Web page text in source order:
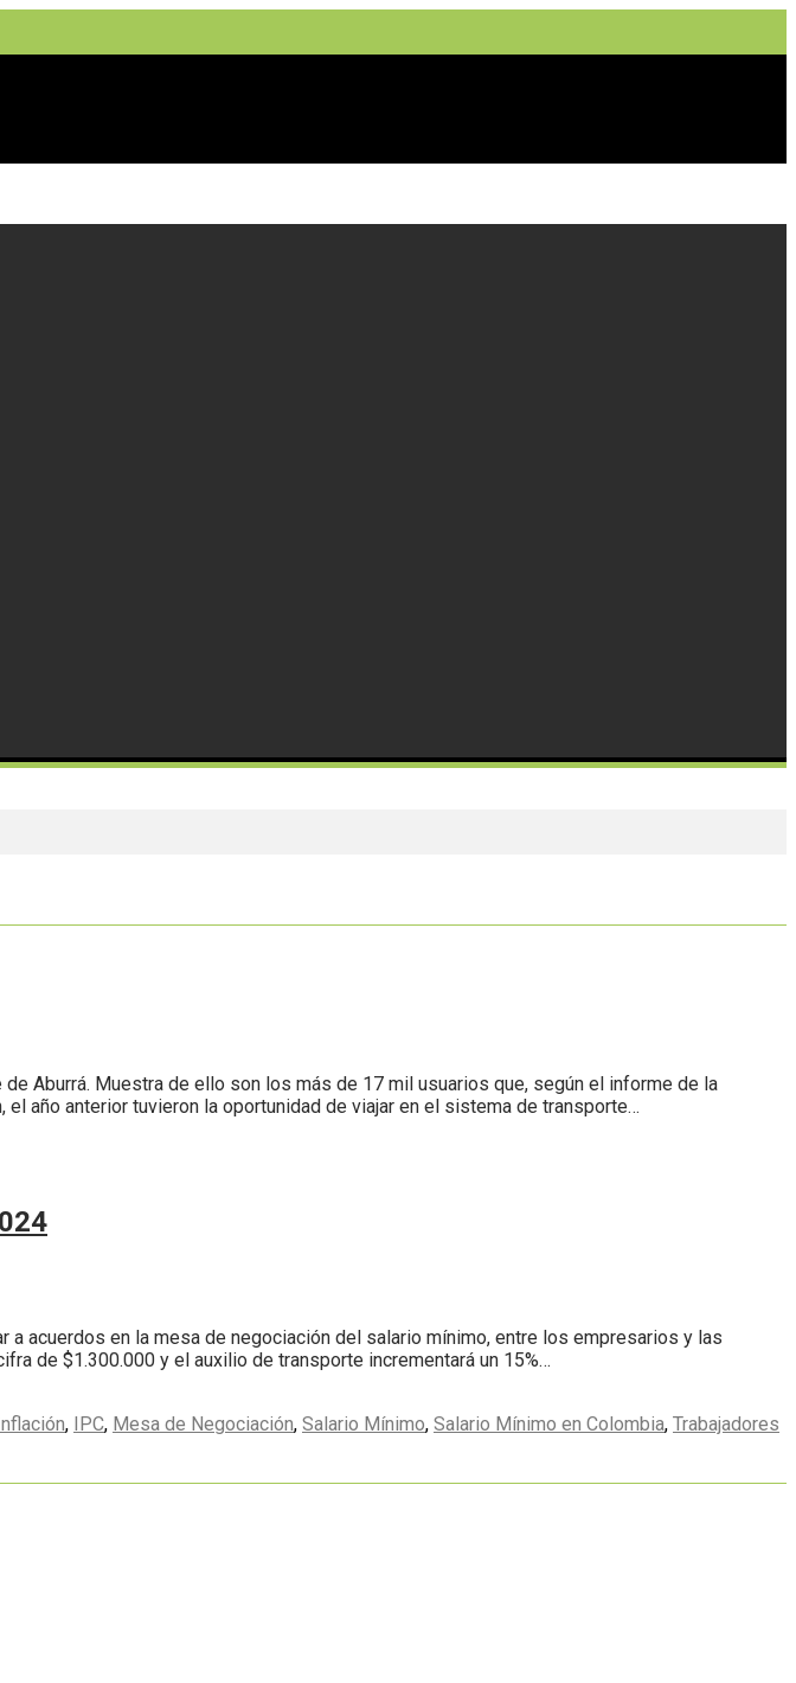
Aburrá. Muestra de ello son los más de 17 mil usuarios que, según el informe de la
año anterior tuvieron la oportunidad de viajar en el sistema de transporte…
a acuerdos en la mesa de negociación del salario mínimo, entre los empresarios y las
de $1.300.000 y el auxilio de transporte incrementará un 15%…
, IPC, Mesa de Negociación, Salario Mínimo, Salario Mínimo en Colombia, Trabajadores